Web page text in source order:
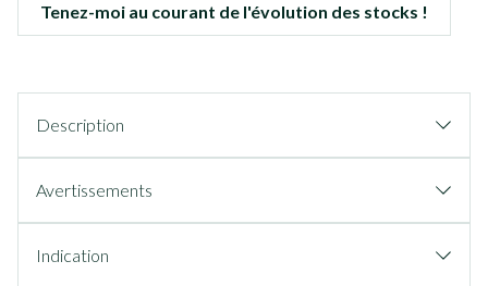
Tenez-moi au courant de l'évolution des stocks !
Description
Avertissements
Indication